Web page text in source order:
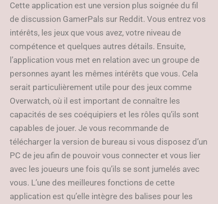
Cette application est une version plus soignée du fil
de discussion GamerPals sur Reddit. Vous entrez vos
intérêts, les jeux que vous avez, votre niveau de
compétence et quelques autres détails. Ensuite,
l’application vous met en relation avec un groupe de
personnes ayant les mêmes intérêts que vous. Cela
serait particulièrement utile pour des jeux comme
Overwatch, où il est important de connaître les
capacités de ses coéquipiers et les rôles qu’ils sont
capables de jouer. Je vous recommande de
télécharger la version de bureau si vous disposez d’un
PC de jeu afin de pouvoir vous connecter et vous lier
avec les joueurs une fois qu’ils se sont jumelés avec
vous. L’une des meilleures fonctions de cette
application est qu’elle intègre des balises pour les